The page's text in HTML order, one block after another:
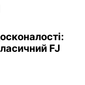
FJ